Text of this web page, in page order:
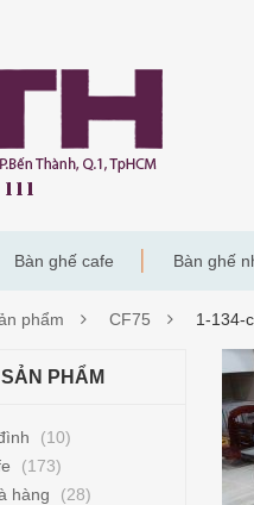
Bàn ghế cafe Bàn ghế
phẩm CF75 1-134-
1-
PHẨM
(10)
(173)
hàng
(28)